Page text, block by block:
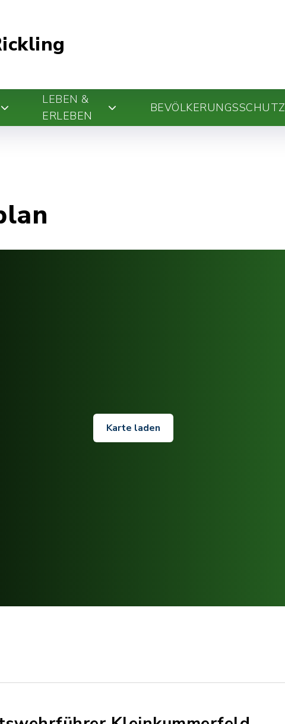
LEBEN &
ERLEBEN
BEVÖLKERUNGSSCHUTZ
Karte laden